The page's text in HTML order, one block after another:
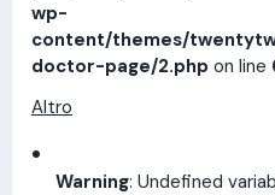
wp-
content/themes/
doctor-page/2.php on line
Altro
Warning: Undefined